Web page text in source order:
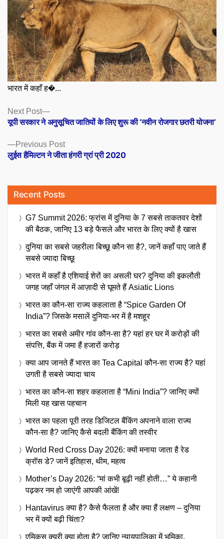
भारत में कहाँ ह�...
Posts
navigation
Previous PostPrevious
post:
लुईस हैमिल्टन ने जीता हंगरी ग्रां प्री 2020
Next Post
Next
post:
यूपी सरकार ने अनुसूचित जातियों के लिए शुरू की ‘नवीन रोजगार छतरी योजना’
Recent Posts
G7 Summit 2026: फ्रांस में दुनिया के 7 सबसे ताकतवर देशों
की बैठक, जानिए 13 बड़े फैसले और भारत के लिए क्यों है खास
दुनिया का सबसे जहरीला बिच्छू कौन सा है?, जानें कहाँ पाए जाते हैं
सबसे ज्यादा बिच्छू
भारत में कहाँ है एशियाई शेरों का असली घर? दुनिया की इकलौती
जगह जहाँ जंगल में आज़ादी से घूमते हैं Asiatic Lions
भारत का कौन-सा राज्य कहलाता है “Spice Garden Of
India”? जिसके मसालें दुनिया-भर में है मशहूर
भारत का सबसे अमीर गांव कौन-सा है? यहां हर घर में करोड़ों की
संपत्ति, बैंक में जमा हैं हजारों करोड़
क्या आप जानते हैं भारत का Tea Capital कौन-सा राज्य है? यहां
उगती है सबसे ज्यादा चाय
भारत का कौन-सा शहर कहलाता है “Mini India”? जानिए क्यों
मिली यह खास पहचान
भारत का पहला पूरी तरह डिजिटल बैंकिंग अपनाने वाला राज्य
कौन-सा है? जानिए कैसे बदली बैंकिंग की तस्वीर
World Red Cross Day 2026: क्यों मनाया जाता है रेड
क्रॉस डे? जानें इतिहास, थीम, महत्व
Mother’s Day 2026: “मां कभी बूढ़ी नहीं होती…” ये कहानी
पढ़कर नम हो जाएंगी आपकी आंखें!
Hantavirus क्या है? कैसे फैलता है और क्या हैं लक्षण – दुनिया
भर में क्यों बढ़ी चिंता?
एमिकस क्यूरी क्या होता है? जानिए न्यायपालिका में भूमिका,